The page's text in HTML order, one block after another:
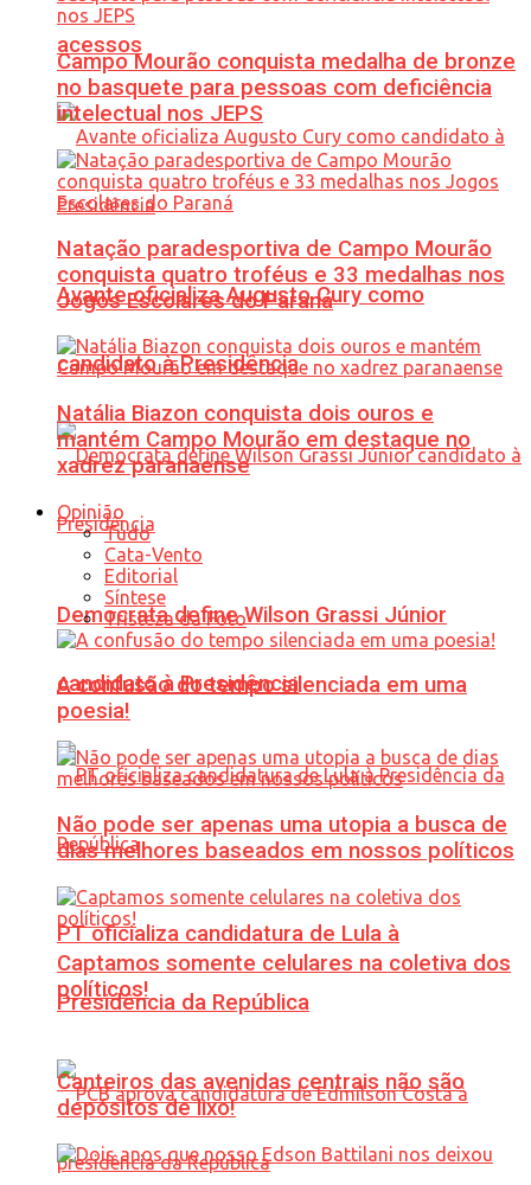
acessos
Avante oficializa Augusto Cury como
candidato à Presidência
Democrata define Wilson Grassi Júnior
candidato à Presidência
PT oficializa candidatura de Lula à
Presidência da República
Campo Mourão conquista medalha de bronze
no basquete para pessoas com deficiência
intelectual nos JEPS
Natação paradesportiva de Campo Mourão
conquista quatro troféus e 33 medalhas nos
Jogos Escolares do Paraná
Natália Biazon conquista dois ouros e
mantém Campo Mourão em destaque no
xadrez paranaense
Opinião
Tudo
Cata-Vento
Editorial
Síntese
Tristeza da Foto
A confusão do tempo silenciada em uma
poesia!
Não pode ser apenas uma utopia a busca de
dias melhores baseados em nossos políticos
Captamos somente celulares na coletiva dos
políticos!
Canteiros das avenidas centrais não são
depósitos de lixo!